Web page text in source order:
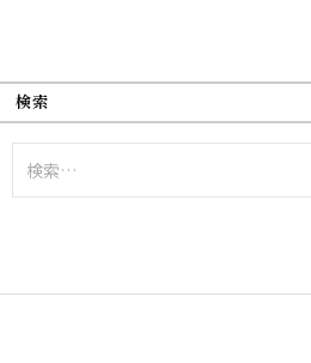
検索
索: